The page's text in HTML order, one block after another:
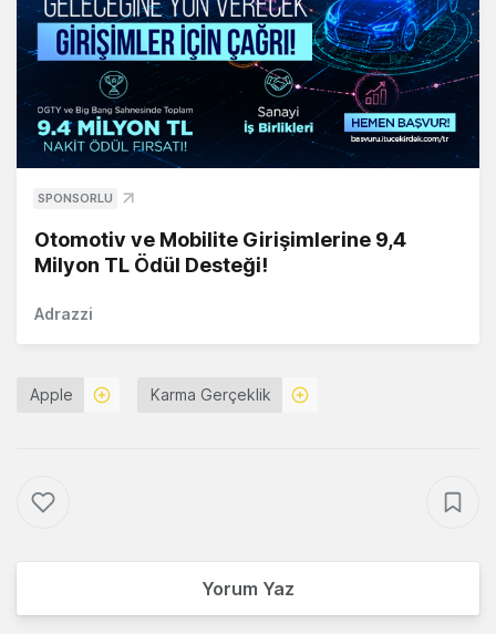
SPONSORLU
Otomotiv ve Mobilite Girişimlerine 9,4
Milyon TL Ödül Desteği!
Adrazzi
Apple Karma Gerçeklik
Yorum Yaz